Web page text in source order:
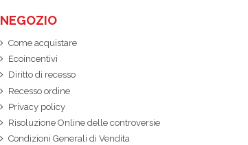
NEGOZIO
Come acquistare
Ecoincentivi
Diritto di recesso
Recesso ordine
Privacy policy
Risoluzione Online delle controversie
Condizioni Generali di Vendita